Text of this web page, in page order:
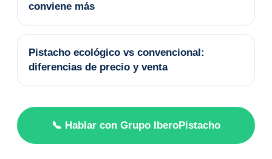
conviene más
Pistacho ecológico vs convencional:
diferencias de precio y venta
📞 Hablar con Grupo IberoPistacho